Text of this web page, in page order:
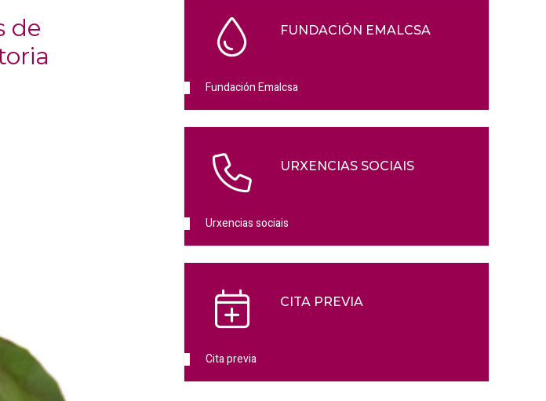
de
FUNDACIÓN EMALCSA
Fundación Emalcsa
URXENCIAS SOCIAIS
Urxencias sociais
CITA PREVIA
Cita previa